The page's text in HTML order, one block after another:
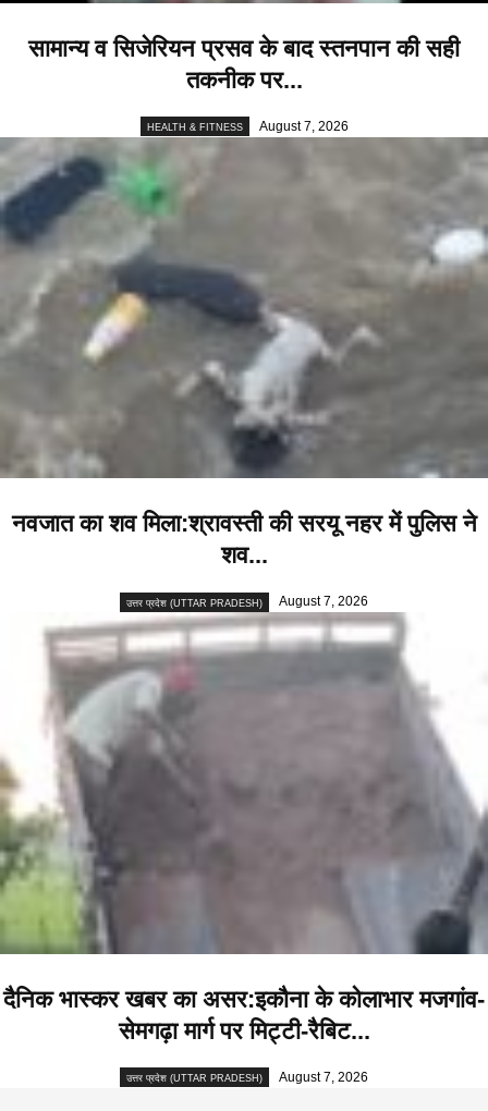
सामान्य व सिजेरियन प्रसव के बाद स्तनपान की सही
तकनीक पर...
HEALTH & FITNESS August 7, 2026
नवजात का शव मिला:श्रावस्ती की सरयू नहर में पुलिस ने
शव...
उत्तर प्रदेश (UTTAR PRADESH) August 7, 2026
दैनिक भास्कर खबर का असर:इकौना के कोलाभार मजगांव-
सेमगढ़ा मार्ग पर मिट्टी-रैबिट...
उत्तर प्रदेश (UTTAR PRADESH) August 7, 2026